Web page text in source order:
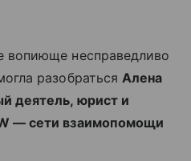
вопиюще несправедливо
разобраться Алена
деятель, юрист и
— сети взаимопомощи